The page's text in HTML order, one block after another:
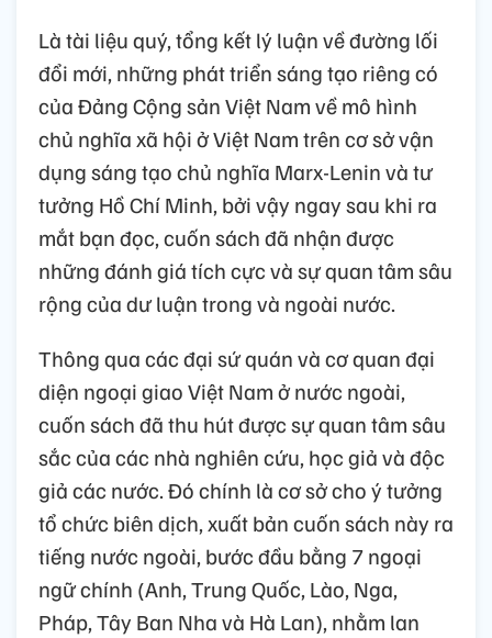
Là tài liệu quý, tổng kết lý luận về đường lối
đổi mới, những phát triển sáng tạo riêng có
của Đảng Cộng sản Việt Nam về mô hình
chủ nghĩa xã hội ở Việt Nam trên cơ sở vận
dụng sáng tạo chủ nghĩa Marx-Lenin và tư
tưởng Hồ Chí Minh, bởi vậy ngay sau khi ra
mắt bạn đọc, cuốn sách đã nhận được
những đánh giá tích cực và sự quan tâm sâu
rộng của dư luận trong và ngoài nước.
Thông qua các đại sứ quán và cơ quan đại
diện ngoại giao Việt Nam ở nước ngoài,
cuốn sách đã thu hút được sự quan tâm sâu
sắc của các nhà nghiên cứu, học giả và độc
giả các nước. Đó chính là cơ sở cho ý tưởng
tổ chức biên dịch, xuất bản cuốn sách này ra
tiếng nước ngoài, bước đầu bằng 7 ngoại
ngữ chính (Anh, Trung Quốc, Lào, Nga,
Pháp, Tây Ban Nha và Hà Lan), nhằm lan